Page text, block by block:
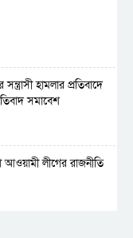
হামলার প্রতিবাদে
সমাবেশ
আওয়ামী লীগের রাজনীতি